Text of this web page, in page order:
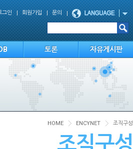
그인 회원가입 문의
토론 자유게시판
HOME ENCYNET 조직구성
조직구성